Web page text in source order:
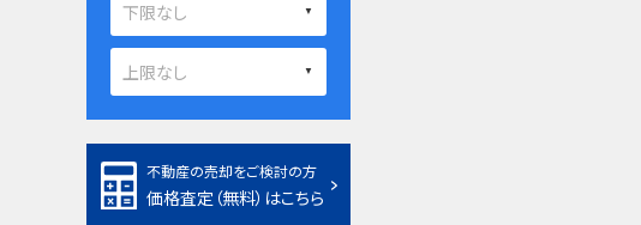
不動産の売却をご検討の方
価格査定（無料）はこちら